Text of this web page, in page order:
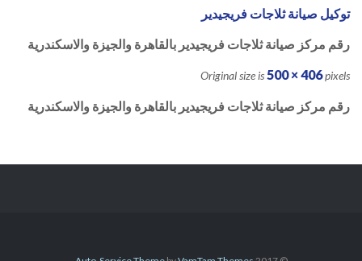
توكيل صيانة ثلاجات فريجيدير
رقم مركز صيانة ثلاجات فريجيدير بالقاهرة والجيزة والاسكندرية
Original size is500 × 406pixels
رقم مركز صيانة ثلاجات فريجيدير بالقاهرة والجيزة والاسكندرية